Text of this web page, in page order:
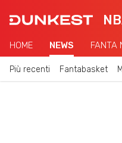
HOME NEWS FANTA
Più recenti Fantabasket